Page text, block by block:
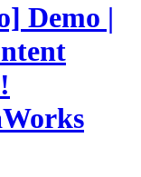
Demo |